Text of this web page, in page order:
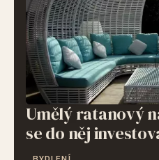
Umělý ratanový
se do něj